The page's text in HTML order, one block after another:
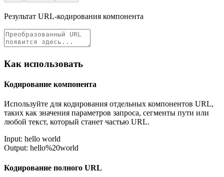
Результат URL-кодирования компонента
Как использовать
Кодирование компонента
Используйте для кодирования отдельных компонентов URL,
таких как значения параметров запроса, сегменты пути или
любой текст, который станет частью URL.
Input: hello world
Output: hello%20world
Кодирование полного URL